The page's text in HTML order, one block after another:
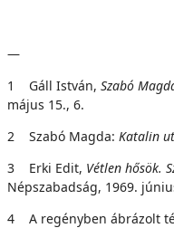
—
1 Gáll István, Szabó
május 15., 6.
2 Szabó Magda: Katalin
3 Erki Edit, Vétlen hősök.
Népszabadság, 1969.
4 A regényben ábrázolt